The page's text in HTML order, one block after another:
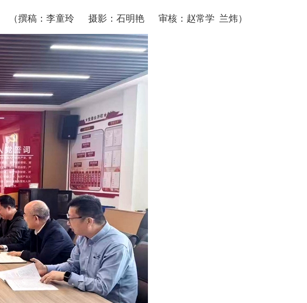
（撰稿：李童玲 摄影：石明艳 审核：赵常学 兰炜）